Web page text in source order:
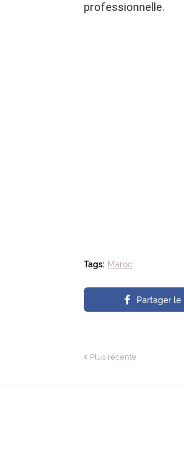
professionnelle.
Tags: Maroc
Partager le
Plus récente